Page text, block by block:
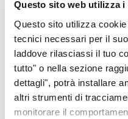
Questo sito web utilizza i
Questo sito utilizza
tecnici necessari per il
laddove rilasciassi il tuo
tutto" o nella sezione
dettagli", potrà installare
altri strumenti di
monitorare il
Cagliari
Abbigliamento
Bomboniere
Bottega
Ciclamini